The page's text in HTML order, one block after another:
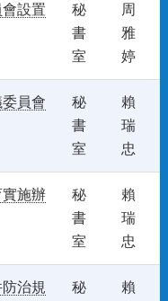
設置
秘
書
室
周
雅
婷
員會
秘
書
室
賴
瑞
忠
施辦
秘
書
室
賴
瑞
忠
治規
秘
賴